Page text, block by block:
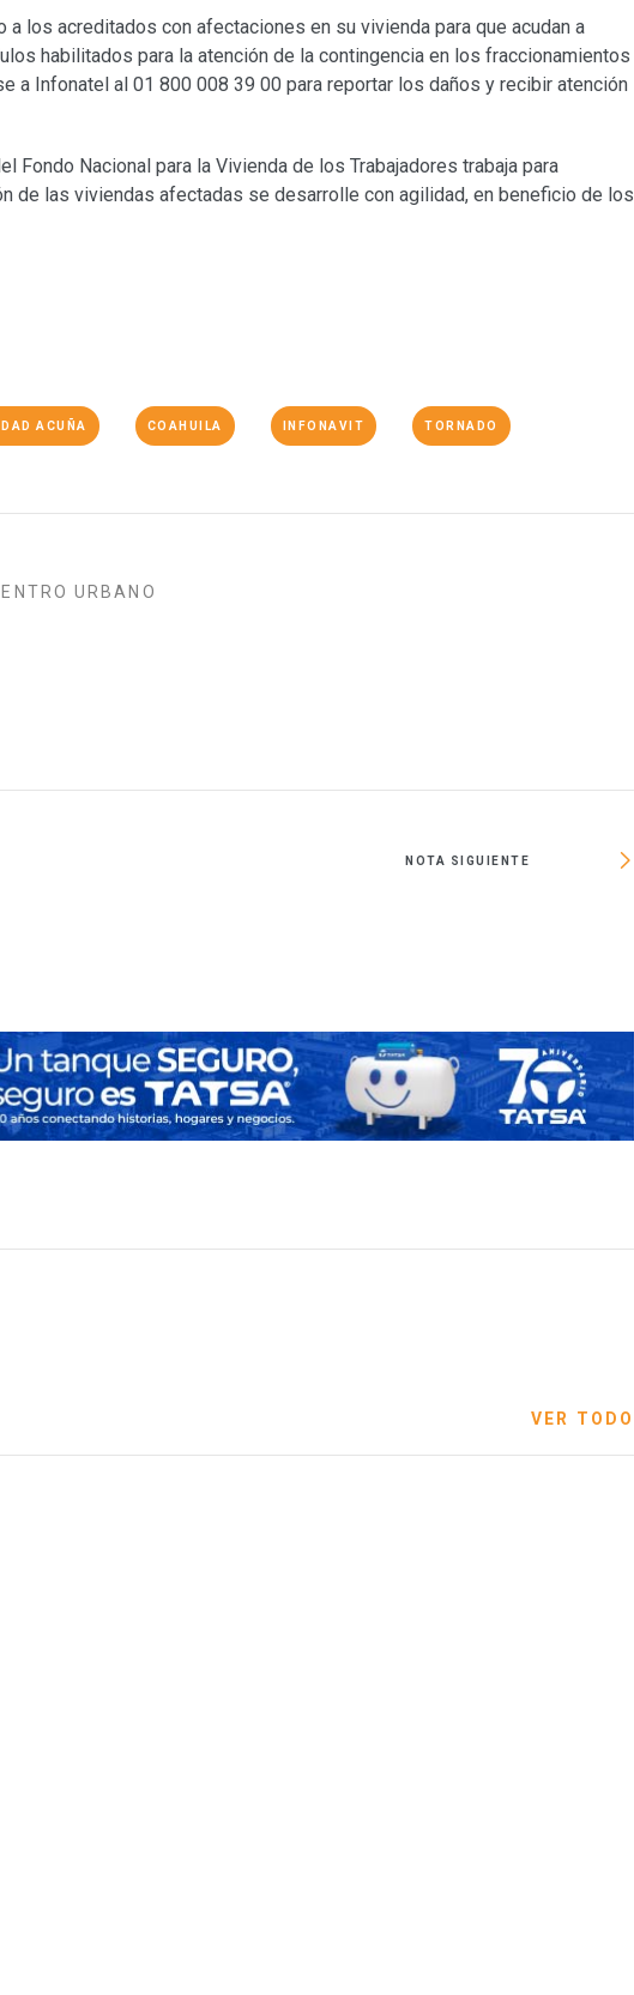
a los acreditados con afectaciones en su vivienda para que acudan a
habilitados para la atención de la contingencia en los fraccionamientos
a Infonatel al 01 800 008 39 00 para reportar los daños y recibir atención
Fondo Nacional para la Vivienda de los Trabajadores trabaja para
de las viviendas afectadas se desarrolle con agilidad, en beneficio de los
ACUÑA COAHUILA INFONAVIT TORNADO
URBANO
NOTA SIGUIENTE
VER TODO